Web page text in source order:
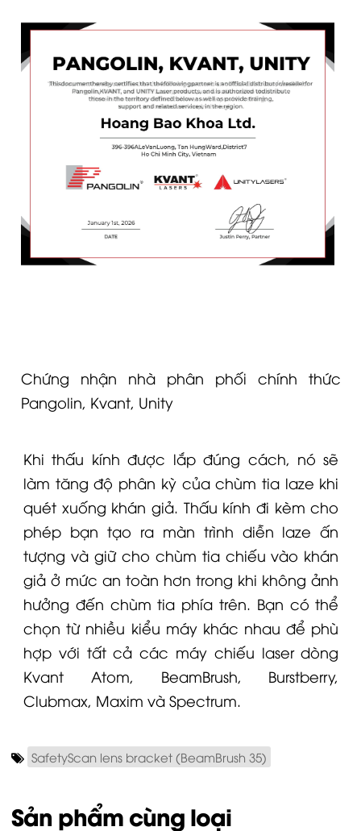
Chứng nhận nhà phân phối chính thức
Pangolin, Kvant, Unity
Khi thấu kính được lắp đúng cách, nó sẽ
làm tăng độ phân kỳ của chùm tia laze khi
quét xuống khán giả. Thấu kính đi kèm cho
phép bạn tạo ra màn trình diễn laze ấn
tượng và giữ cho chùm tia chiếu vào khán
giả ở mức an toàn hơn trong khi không ảnh
hưởng đến chùm tia phía trên. Bạn có thể
chọn từ nhiều kiểu máy khác nhau để phù
hợp với tất cả các máy chiếu laser dòng
KvantAtom, BeamBrush, Burstberry,
Clubmax, Maxim và Spectrum.
SafetyScan lens bracket (BeamBrush 35)
Sản phẩm cùng loại